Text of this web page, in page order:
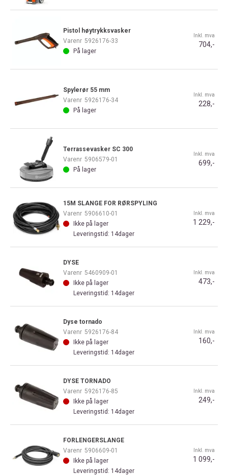
Pistol høytrykksvasker
Varenr 5926176-33
På lager
Inkl. mva
704,-
Spylerør 55 mm
Varenr 5926176-34
På lager
Inkl. mva
228,-
Terrassevasker SC 300
Varenr 5906579-01
På lager
Inkl. mva
699,-
15M SLANGE FOR RØRSPYLING
Varenr 5906610-01
Ikke på lager
Leveringstid: 14dager
Inkl. mva
1 229,-
DYSE
Varenr 5460909-01
Ikke på lager
Leveringstid: 14dager
Inkl. mva
473,-
Dyse tornado
Varenr 5926176-84
Ikke på lager
Leveringstid: 14dager
Inkl. mva
160,-
DYSE TORNADO
Varenr 5926176-85
Ikke på lager
Leveringstid: 14dager
Inkl. mva
249,-
FORLENGERSLANGE
Varenr 5906609-01
Ikke på lager
Leveringstid: 14dager
Inkl. mva
1 099,-